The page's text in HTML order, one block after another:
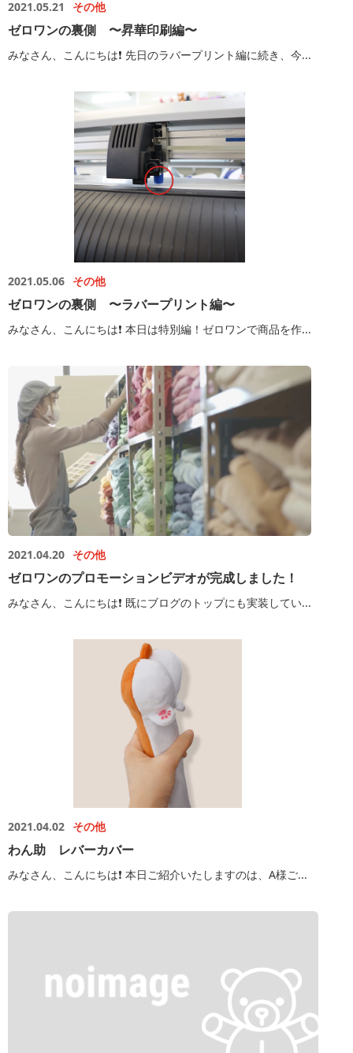
2021.05.21 その他
ゼロワンの裏側 〜昇華印刷編〜
みなさん、こんにちは❗️ 先日のラバープリント編に続き、今...
2021.05.06 その他
ゼロワンの裏側 〜ラバープリント編〜
みなさん、こんにちは❗️ 本日は特別編！ゼロワンで商品を作...
2021.04.20 その他
ゼロワンのプロモーションビデオが完成しました！
みなさん、こんにちは❗️ 既にブログのトップにも実装してい...
2021.04.02 その他
わん助 レバーカバー
みなさん、こんにちは❗️ 本日ご紹介いたしますのは、A様ご...